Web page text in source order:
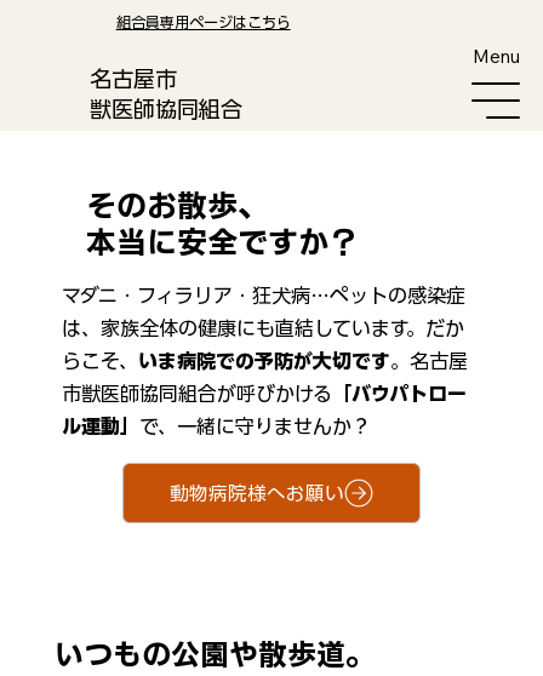
​組合員専用ページはこちら
​名古屋市
獣医師協同組合
Menu
そのお散歩、
本当に安全ですか？
マダニ・フィラリア・狂犬病…ペットの感染症
は、家族全体の健康にも直結しています。だか
らこそ、 いま病院での予防が大切です。名古屋
市獣医師協同組合が呼びかける
「バウパトロー
ル運動」 で、一緒に守りませんか？
動物病院様へお願い
いつもの公園や散歩道。